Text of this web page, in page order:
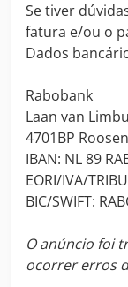
Se tiver
fatura e/ou o
Dados
Rabobank
Laan van
4701BP
IBAN: NL 89
EORI/IVA/
BIC/SWIFT:
O anúncio foi
ocorrer erros